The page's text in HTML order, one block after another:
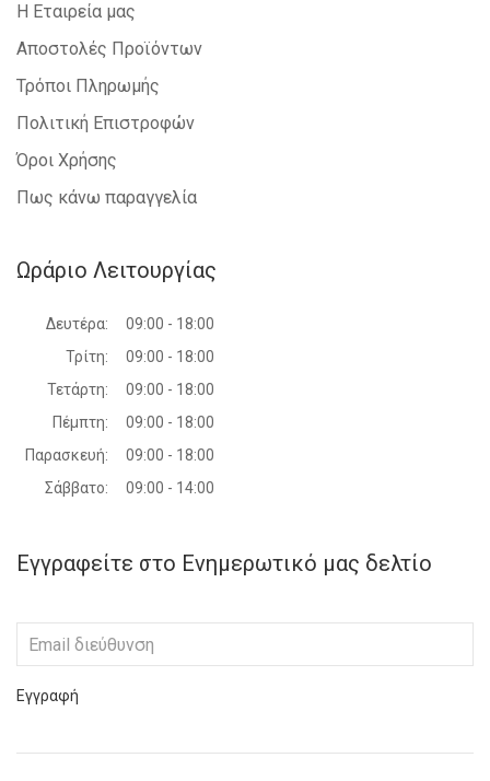
Η Εταιρεία μας
Αποστολές Προϊόντων
Τρόποι Πληρωμής
Πολιτική Επιστροφών
Όροι Χρήσης
Πως κάνω παραγγελία
Ωράριο Λειτουργίας
Δευτέρα:
09:00 - 18:00
Τρίτη:
09:00 - 18:00
Τετάρτη:
09:00 - 18:00
Πέμπτη:
09:00 - 18:00
Παρασκευή:
09:00 - 18:00
Σάββατο:
09:00 - 14:00
Εγγραφείτε στο Ενημερωτικό μας δελτίο
Εγγραφή